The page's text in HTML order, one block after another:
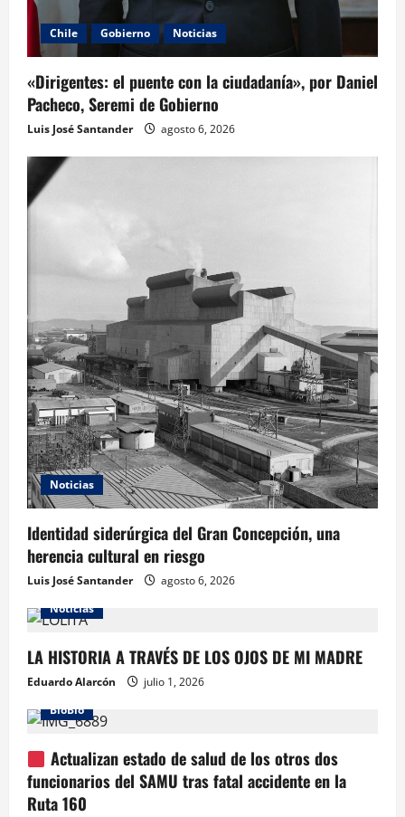
Chile Gobierno Noticias
«Dirigentes: el puente con la ciudadanía», por Daniel
Pacheco, Seremi de Gobierno
Luis José Santander agosto 6, 2026
Noticias
Identidad siderúrgica del Gran Concepción, una
herencia cultural en riesgo
Luis José Santander
agosto 6, 2026
Noticias
LA HISTORIA A TRAVÉS DE LOS OJOS DE MI MADRE
Eduardo Alarcón
julio 1, 2026
BioBio
Actualizan estado de salud de los otros dos
funcionarios del SAMU tras fatal accidente en la
Ruta 160